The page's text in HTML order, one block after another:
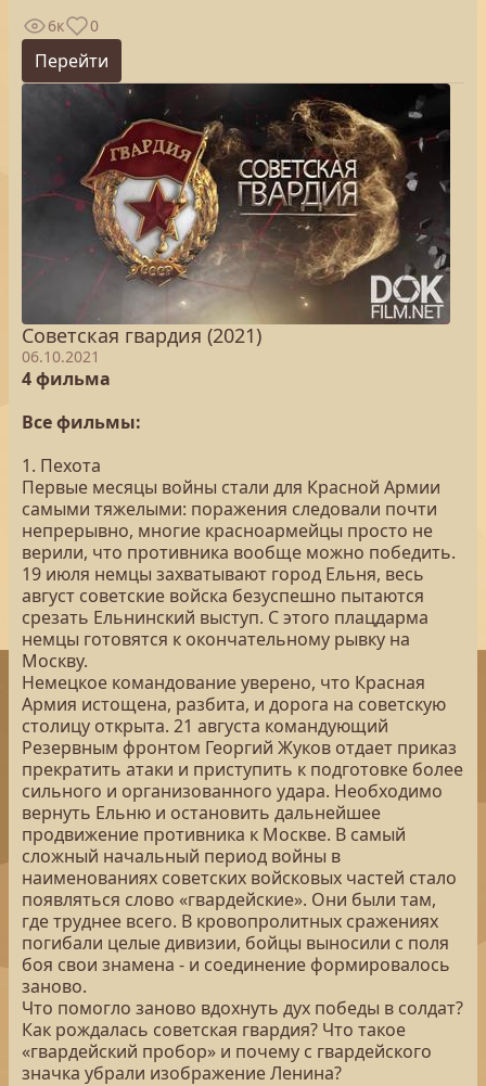
6к 0
Перейти
Советская гвардия (2021)
06.10.2021
4 фильма
Все фильмы:
1. Пехота
Первые месяцы войны стали для Красной Армии
самыми тяжелыми: поражения следовали почти
непрерывно, многие красноармейцы просто не
верили, что противника вообще можно победить.
19 июля немцы захватывают город Ельня, весь
август советские войска безуспешно пытаются
срезать Ельнинский выступ. С этого плацдарма
немцы готовятся к окончательному рывку на
Москву.
Немецкое командование уверено, что Красная
Армия истощена, разбита, и дорога на советскую
столицу открыта. 21 августа командующий
Резервным фронтом Георгий Жуков отдает приказ
прекратить атаки и приступить к подготовке более
сильного и организованного удара. Необходимо
вернуть Ельню и остановить дальнейшее
продвижение противника к Москве. В самый
сложный начальный период войны в
наименованиях советских войсковых частей стало
появляться слово «гвардейские». Они были там,
где труднее всего. В кровопролитных сражениях
погибали целые дивизии, бойцы выносили с поля
боя свои знамена - и соединение формировалось
заново.
Что помогло заново вдохнуть дух победы в солдат?
Как рождалась советская гвардия? Что такое
«гвардейский пробор» и почему с гвардейского
значка убрали изображение Ленина?